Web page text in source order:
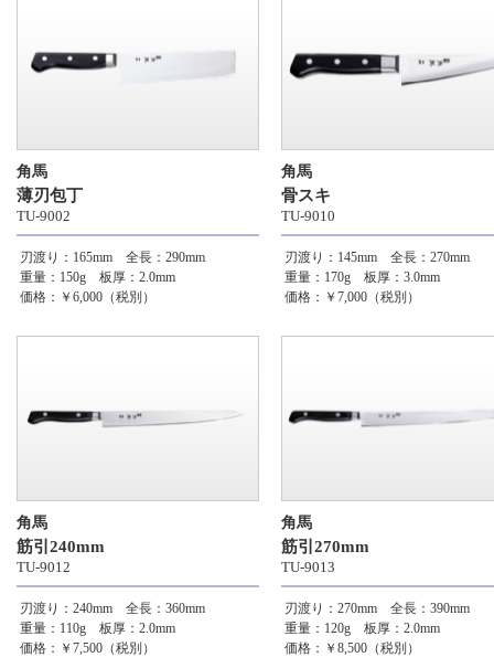
角馬
薄刃包丁
TU-9002
刃渡り：165mm 全長：290mm
重量：150g 板厚：2.0mm
価格：￥6,000（税別）
角馬
骨スキ
TU-9010
刃渡り：145mm 全長：270mm
重量：170g 板厚：3.0mm
価格：￥7,000（税別）
角馬
筋引240mm
TU-9012
刃渡り：240mm 全長：360mm
重量：110g 板厚：2.0mm
価格：￥7,500（税別）
角馬
筋引270mm
TU-9013
刃渡り：270mm 全長：390mm
重量：120g 板厚：2.0mm
価格：￥8,500（税別）